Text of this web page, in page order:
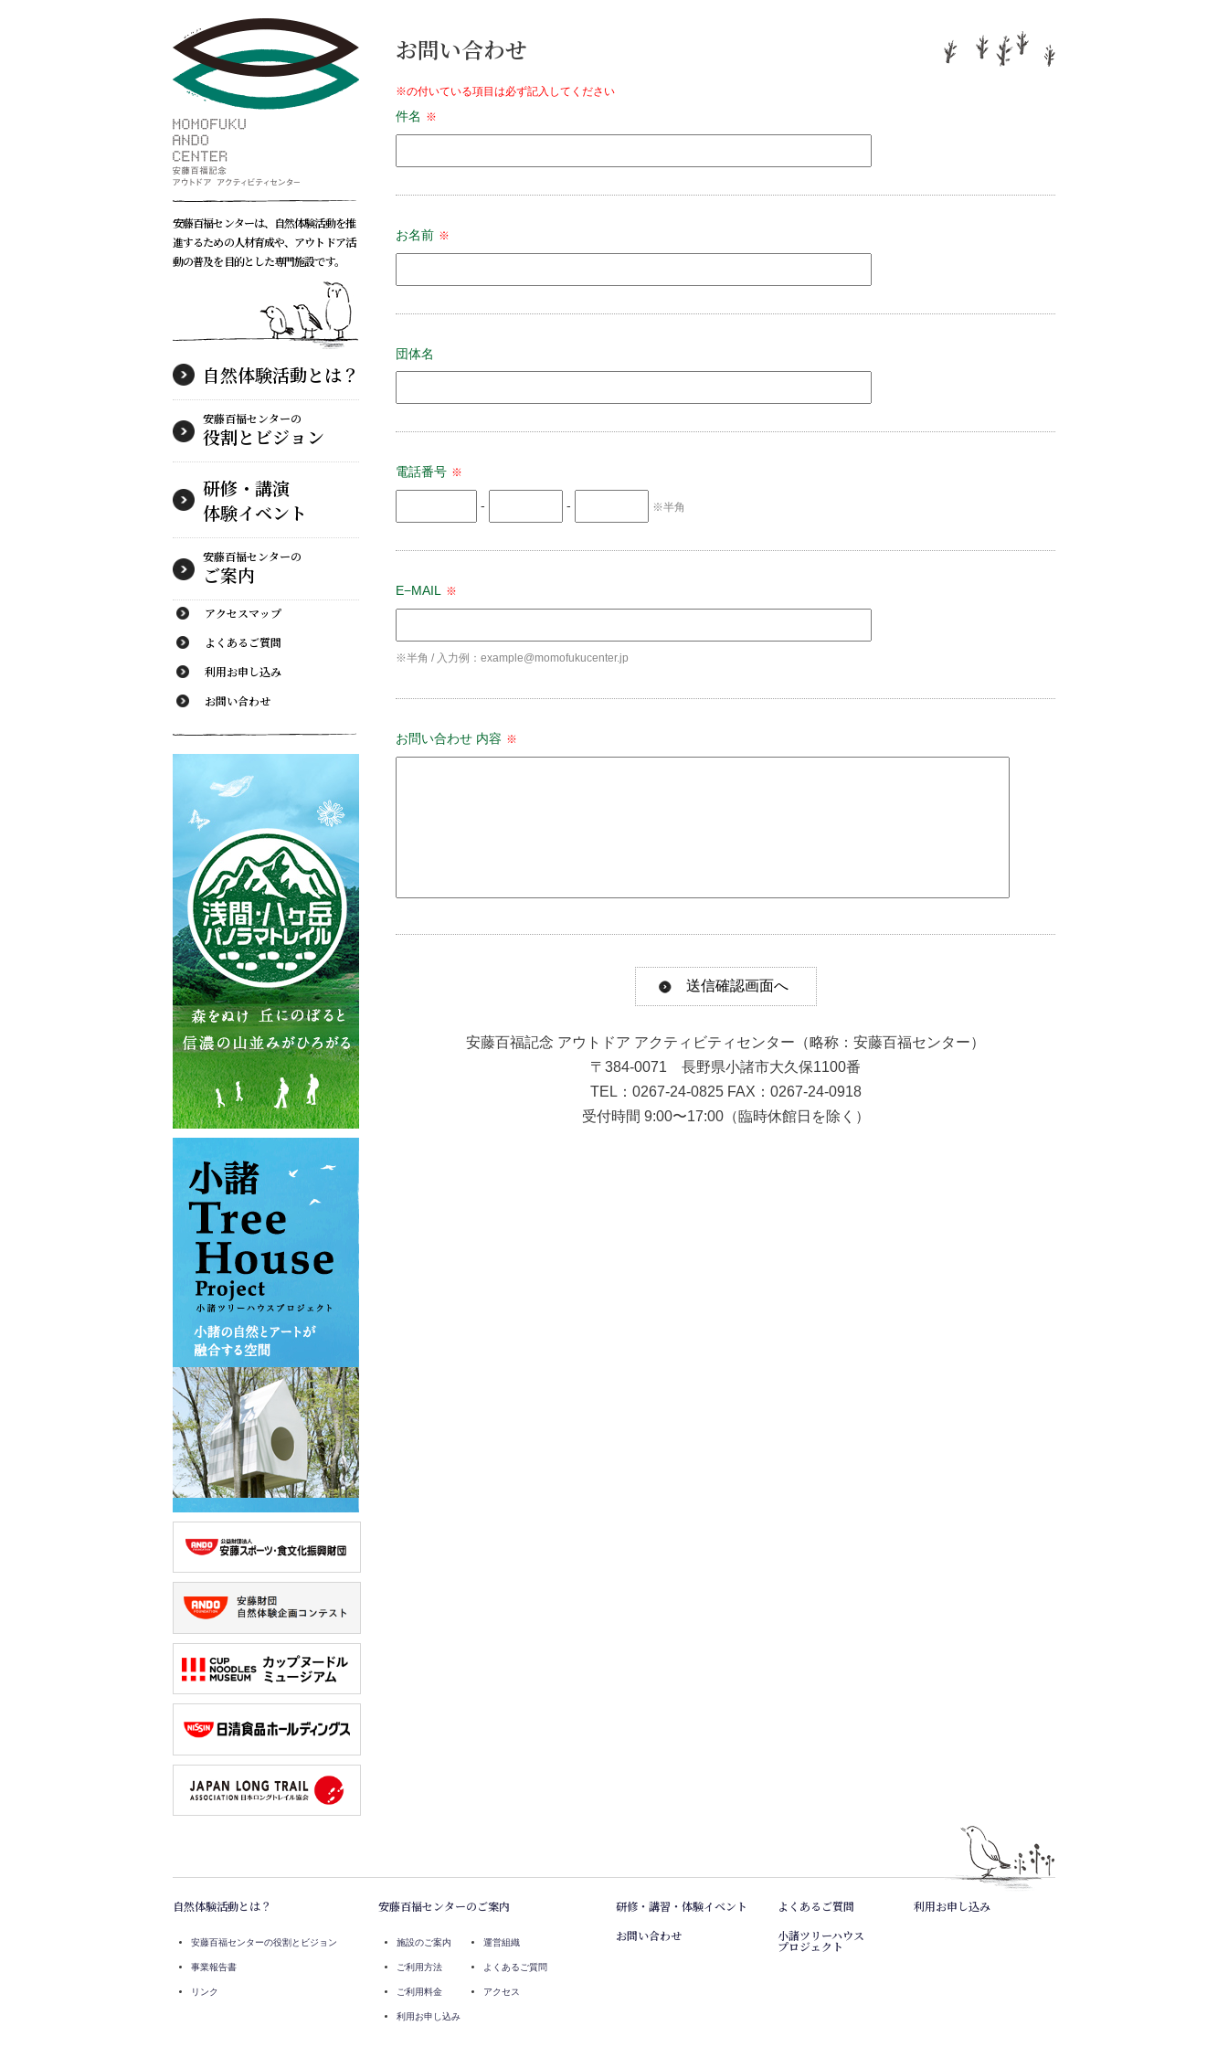
安藤百福センターは、自然体験活動を推
進するための人材育成や、アウトドア活
動の普及を目的とした専門施設です。
自然体験活動とは？
安藤百福センターの
役割とビジョン
研修・講演
体験イベント
安藤百福センターの
ご案内
アクセスマップ
よくあるご質問
利用お申し込み
お問い合わせ
お問い合わせ
※の付いている項目は必ず記入してください
件名 ※
お名前 ※
団体名
電話番号 ※
- - ※半角
E−MAIL ※
※半角 / 入力例：example@momofukucenter.jp
お問い合わせ 内容 ※
安藤百福記念 アウトドア アクティビティセンター（略称：安藤百福センター）
〒384-0071 長野県小諸市大久保1100番
TEL：0267-24-0825 FAX：0267-24-0918
受付時間 9:00〜17:00（臨時休館日を除く）
自然体験活動とは？
安藤百福センターの役割とビジョン
事業報告書
リンク
安藤百福センターのご案内
施設のご案内
ご利用方法
ご利用料金
利用お申し込み
運営組織
よくあるご質問
アクセス
研修・講習・体験イベント よくあるご質問
利用お申し込み
お問い合わせ
小諸ツリーハウス
プロジェクト